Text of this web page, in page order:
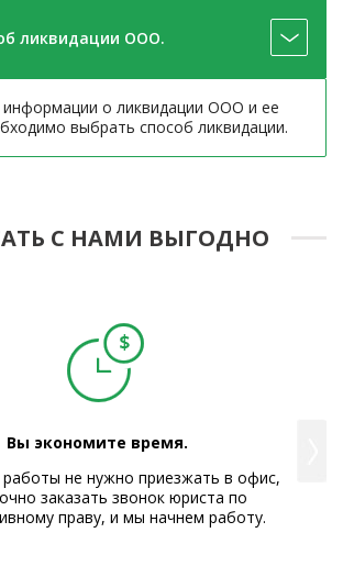
ликвидации ООО.
информации о ликвидации ООО и ее
выбрать способ ликвидации.
С НАМИ ВЫГОДНО
Вы экономите время.
не нужно приезжать в офис,
заказать звонок юриста по
праву, и мы начнем работу.